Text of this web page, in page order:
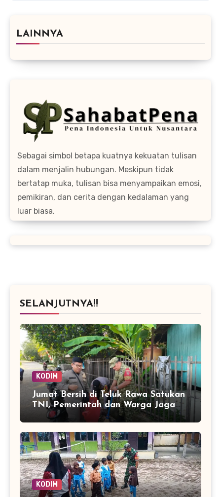
LAINNYA
Sebagai simbol betapa kuatnya kekuatan tulisan
dalam menjalin hubungan. Meskipun tidak
bertatap muka, tulisan bisa menyampaikan emosi,
pemikiran, dan cerita dengan kedalaman yang
luar biasa.
SELANJUTNYA!!
KODIM
Jumat Bersih di Teluk Rawa Satukan
TNI, Pemerintah dan Warga Jaga
Lingkungan
KODIM